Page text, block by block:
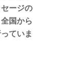
ージの
国から
ていま